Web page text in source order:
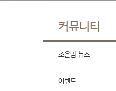
커뮤니티
조은맘 뉴스
이벤트